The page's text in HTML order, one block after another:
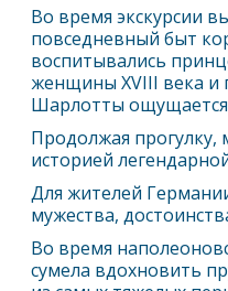
Во время экскурсии
повседневный быт
воспитывались
женщины XVIII века и
Шарлотты
Продолжая прогулку,
историей
Для жителей
мужества,
Во время
сумела вдохновить